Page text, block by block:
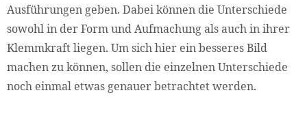
Ausführungen geben. Dabei können die Unterschiede
sowohl in der Form und Aufmachung als auch in ihrer
Klemmkraft liegen. Um sich hier ein besseres Bild
machen zu können, sollen die einzelnen Unterschiede
noch einmal etwas genauer betrachtet werden.